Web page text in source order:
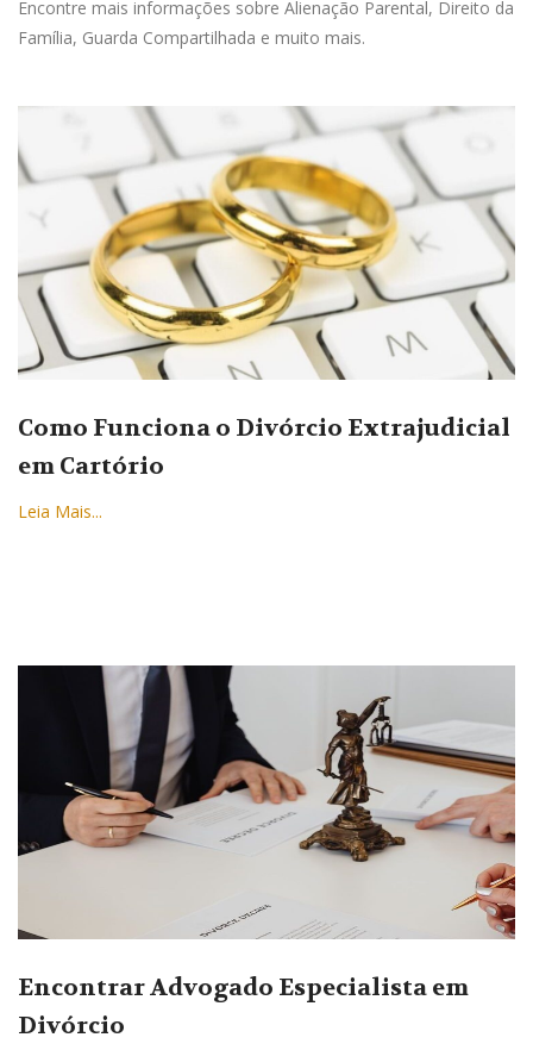
Encontre mais informações sobre Alienação Parental, Direito da
Família, Guarda Compartilhada e muito mais.
Como Funciona o Divórcio Extrajudicial
em Cartório
Leia Mais...
Encontrar Advogado Especialista em
Divórcio